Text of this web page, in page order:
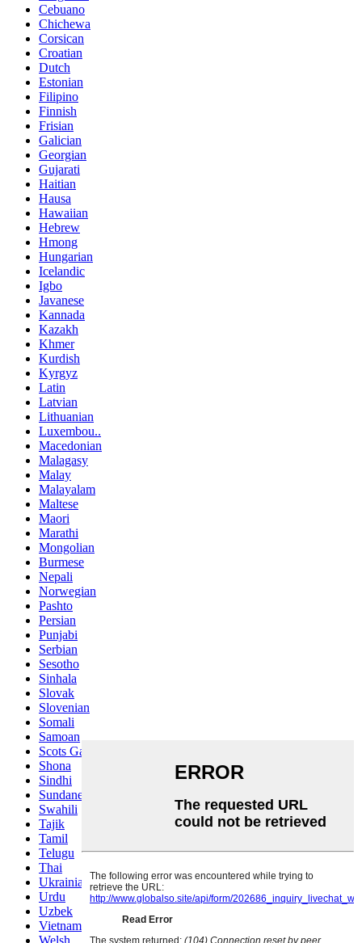
Cebuano
Chichewa
Corsican
Croatian
Dutch
Estonian
Filipino
Finnish
Frisian
Galician
Georgian
Gujarati
Haitian
Hausa
Hawaiian
Hebrew
Hmong
Hungarian
Icelandic
Igbo
Javanese
Kannada
Kazakh
Khmer
Kurdish
Kyrgyz
Latin
Latvian
Lithuanian
Luxembou..
Macedonian
Malagasy
Malay
Malayalam
Maltese
Maori
Marathi
Mongolian
Burmese
Nepali
Norwegian
Pashto
Persian
Punjabi
Serbian
Sesotho
Sinhala
Slovak
Slovenian
Somali
Samoan
Scots Gaelic
Shona
Sindhi
Sundanese
Swahili
Tajik
Tamil
Telugu
Thai
Ukrainian
Urdu
Uzbek
Vietnamese
Welsh